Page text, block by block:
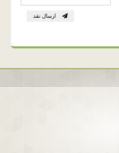
ارسال نقد